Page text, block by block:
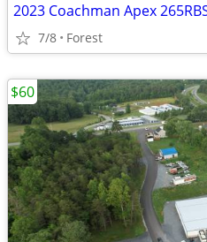
2023 Coachman Apex
7/8 Forest
$60